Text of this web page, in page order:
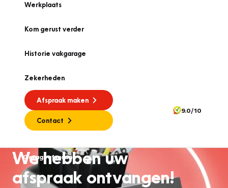
Werkplaats
Kom gerust verder
Historie vakgarage
Zekerheden
Afspraak maken
Contact
9.0/10
Garageafspraak
We hebben uw
afspraak ontvangen!